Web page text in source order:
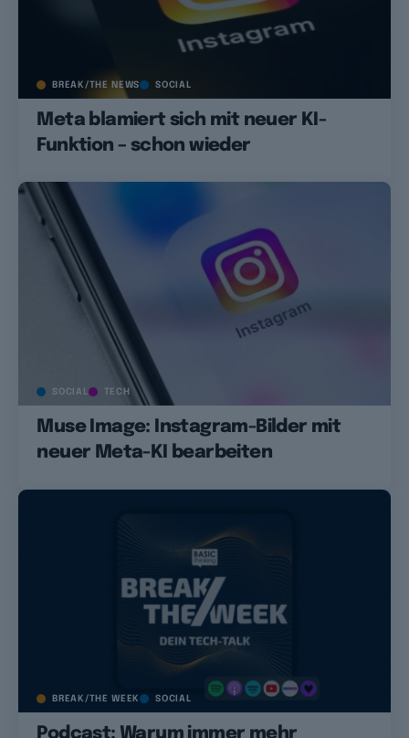
BREAK/THE NEWS SOCIAL
Meta blamiert sich mit neuer KI-
Funktion – schon wieder
SOCIAL TECH
Muse Image: Instagram-Bilder mit
neuer Meta-KI bearbeiten
BREAK/THE WEEK SOCIAL